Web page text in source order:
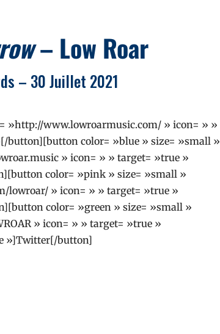
– Low Roar
– 30 Juillet 2021
»http://www.lowroarmusic.com/ » icon= » »
button][button color= »blue » size= »small »
» icon= » » target= »true »
color= »pink » size= »small »
lowroar/ » icon= » » target= »true »
color= »green » size= »small »
» icon= » » target= »true »
»]Twitter[/button]